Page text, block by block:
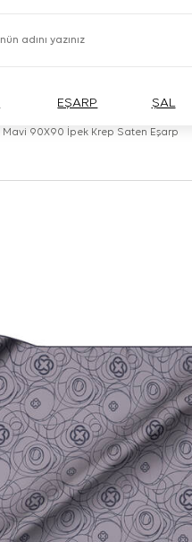
EŞARP ŞAL
Mavi 90X90 İpek Krep Saten Eşarp